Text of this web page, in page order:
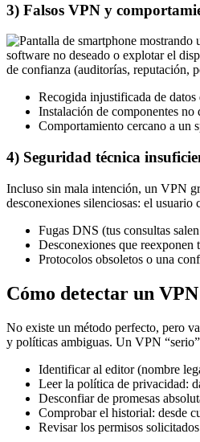
3) Falsos VPN y
software no deseado o explotar el
de confianza (auditorías, reputación,
Recogida injustificada de
Instalación de componentes no
Comportamiento cercano a un
4) Seguridad técnica
Incluso sin mala intención, un VPN
desconexiones silenciosas: el
Fugas DNS (tus consultas
Desconexiones que reexponen
Protocolos obsoletos o una
Cómo detectar un
No existe un método perfecto, pero
y políticas ambiguas. Un VPN
Identificar al editor (nombre
Leer la política de privacidad:
Desconfiar de promesas
Comprobar el historial: desde
Revisar los permisos